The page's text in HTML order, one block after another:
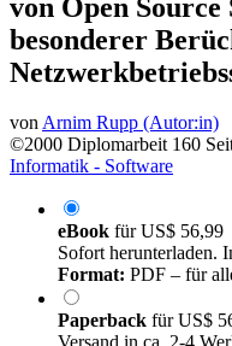
Untersuchung
von Open
besonderer
vonArnim Rupp (Autor:in)
Informatik - Software
eBookfürUS$ 56,99
Sofort herunterladen.
Format:PDF – für alle